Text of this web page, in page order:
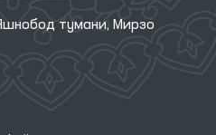
тумани, Мирзо